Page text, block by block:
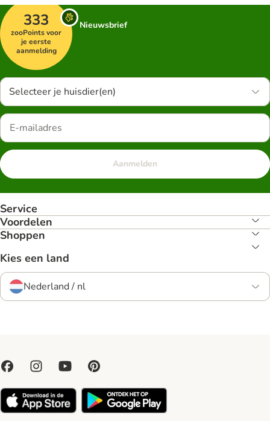
333
zooPoints voor
je eerste
aanmelding
Nieuwsbrief
Selecteer je huisdier(en)
Aanmelden
Service
Voordelen
Shoppen
Kies een land
Nederland / nl